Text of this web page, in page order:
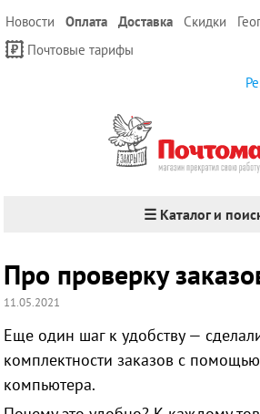
Новости Оплата Доставка Скидки
Почтовые тарифы
☰ Каталог и
Про проверку
11.05.2021
Еще один шаг к удобству —
комплектности заказов с
компьютера.